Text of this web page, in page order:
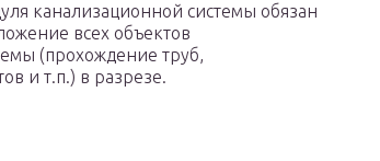
канализационной системы обязан
всех объектов
(прохождение труб,
и т.п.) в разрезе.